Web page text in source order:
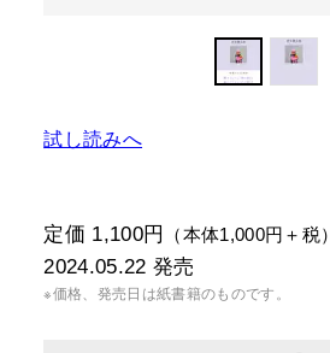
試し読みへ
定価 1,100円 （本体1,000円＋税）
2024.05.22 発売
※価格、発売日は紙書籍のものです。